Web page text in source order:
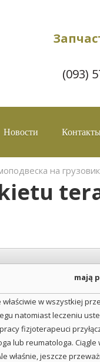
(093)
Новости
на грузовик
mają
w wszystkiej
natomiast leczeniu
fizjoterapeuci
lub reumatologa.
właśnie, jeszcze